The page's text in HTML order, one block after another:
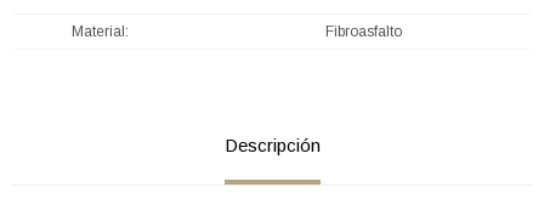
Material Fibroasfalto
Descripción